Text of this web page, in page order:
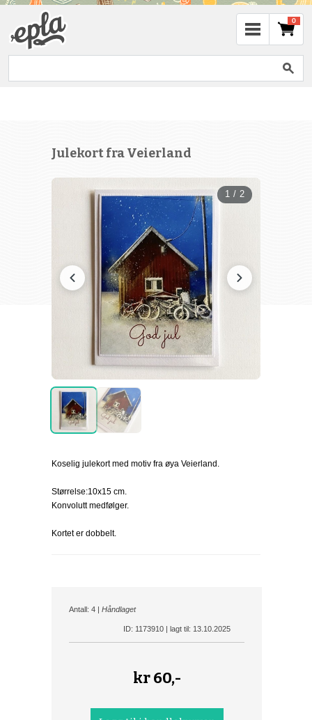
0
Julekort fra Veierland
1 / 2
Koselig julekort med motiv fra øya Veierland.
Størrelse:10x15 cm.
Konvolutt medfølger.
Kortet er dobbelt.
Antall: 4 | Håndlaget
ID: 1173910 | lagt til: 13.10.2025
kr60,-